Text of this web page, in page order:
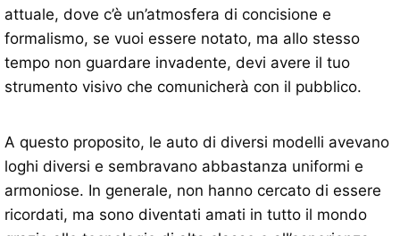
attuale, dove c’è un’atmosfera di concisione e
formalismo, se vuoi essere notato, ma allo stesso
tempo non guardare invadente, devi avere il tuo
strumento visivo che comunicherà con il pubblico.
A questo proposito, le auto di diversi modelli avevano
loghi diversi e sembravano abbastanza uniformi e
armoniose. In generale, non hanno cercato di essere
ricordati, ma sono diventati amati in tutto il mondo